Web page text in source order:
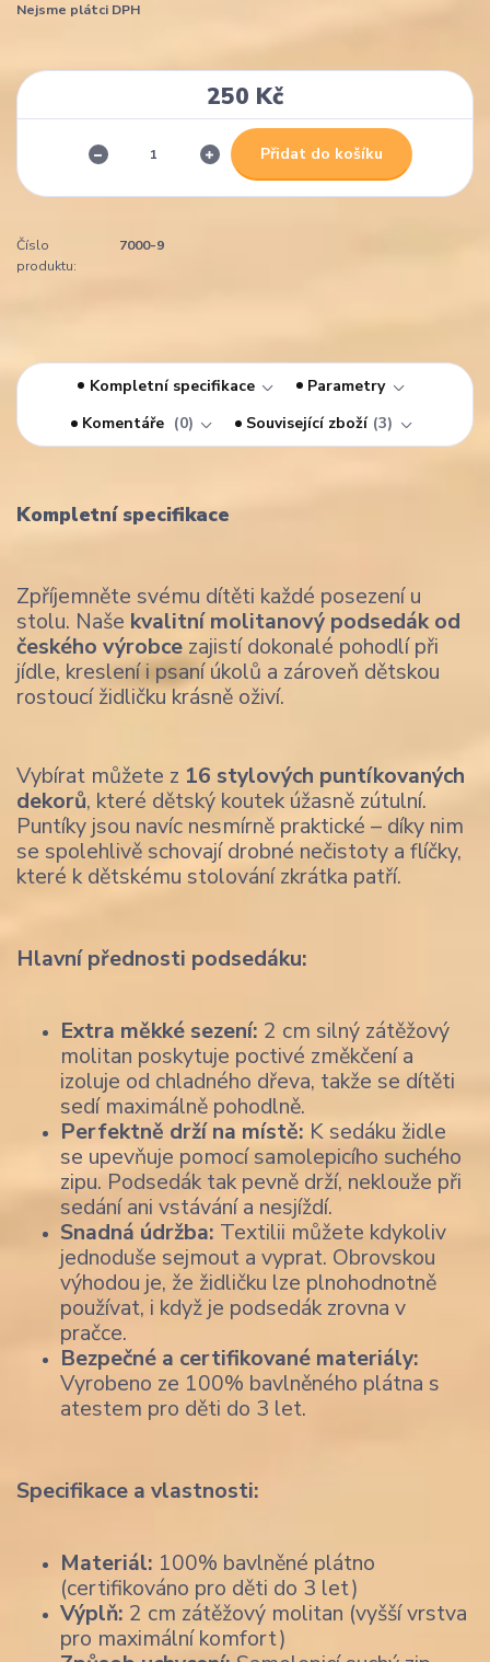
Nejsme plátci DPH
250 Kč
Přidat do košíku
Číslo
produktu:
7000-9
Kompletní specifikace
Parametry
Komentáře
0 Související zboží 3
Kompletní specifikace
Zpříjemněte svému dítěti každé posezení u
stolu. Naše kvalitní molitanový podsedák od
českého výrobce zajistí dokonalé pohodlí při
jídle, kreslení i psaní úkolů a zároveň dětskou
rostoucí židličku krásně oživí.
Vybírat můžete z 16 stylových puntíkovaných
dekorů, které dětský koutek úžasně zútulní.
Puntíky jsou navíc nesmírně praktické – díky nim
se spolehlivě schovají drobné nečistoty a flíčky,
které k dětskému stolování zkrátka patří.
Hlavní přednosti podsedáku:
Extra měkké sezení: 2 cm silný zátěžový
molitan poskytuje poctivé změkčení a
izoluje od chladného dřeva, takže se dítěti
sedí maximálně pohodlně.
Perfektně drží na místě: K sedáku židle
se upevňuje pomocí samolepicího suchého
zipu. Podsedák tak pevně drží, neklouže při
sedání ani vstávání a nesjíždí.
Snadná údržba: Textilii můžete kdykoliv
jednoduše sejmout a vyprat. Obrovskou
výhodou je, že židličku lze plnohodnotně
používat, i když je podsedák zrovna v
pračce.
Bezpečné a certifikované materiály:
Vyrobeno ze 100% bavlněného plátna s
atestem pro děti do 3 let.
Specifikace a vlastnosti:
Materiál: 100% bavlněné plátno
(certifikováno pro děti do 3 let)
Výplň: 2 cm zátěžový molitan (vyšší vrstva
pro maximální komfort)